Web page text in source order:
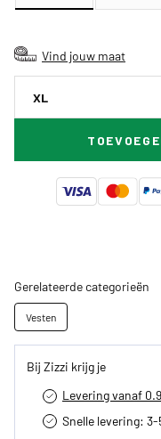
Vind jouw maat
XL
Gerelateerde categorieën
Vesten
Bij Zizzi krijg je
Levering vanaf
Snelle levering: